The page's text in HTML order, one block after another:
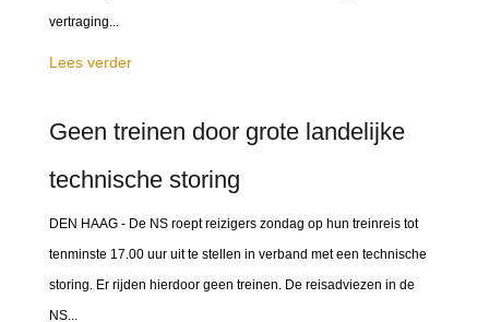
vertraging...
Lees verder
Geen treinen door grote landelijke
technische storing
DEN HAAG - De NS roept reizigers zondag op hun treinreis tot
tenminste 17.00 uur uit te stellen in verband met een technische
storing. Er rijden hierdoor geen treinen. De reisadviezen in de
NS...